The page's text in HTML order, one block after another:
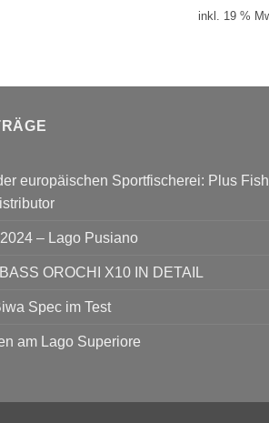
inkl. 19 %
europäischen Sportfischerei: Plus
– Lago Pusiano
OROCHI X10 IN DETAIL
Spec im Test
am Lago Superiore